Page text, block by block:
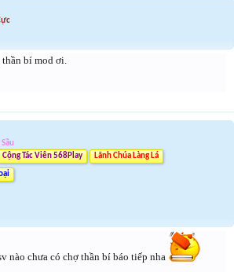
thần bí mod ơi.
Cộng Tác Viên 568Play Lãnh Chúa Làng Lá
nào chưa có chợ thần bí báo tiếp nha